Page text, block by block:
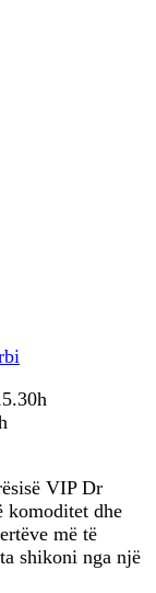
VIP Dr
komoditet dhe
më të
shikoni nga një